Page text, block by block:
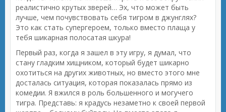
реалистично крутых зверей… Эх, что может быть
лучше, чем почувствовать себя тигром в джунглях?
Это как стать супергероем, только вместо плаща у
тебя шикарная полосатая шкура!
Первый раз, когда я зашел в эту игру, я думал, что
стану гладким хищником, который будет шикарно
охотиться на других животных, но вместо этого мне
досталась ситуация, которая показалась прямо из
комедии. Я вжился в роль большенного и могучего
тигра. Представь: я крадусь незаметно к своей первой